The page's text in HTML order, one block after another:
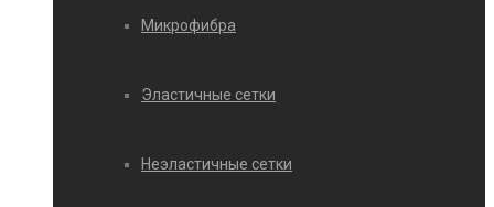
Микрофибра
Эластичные сетки
Неэластичные сетки